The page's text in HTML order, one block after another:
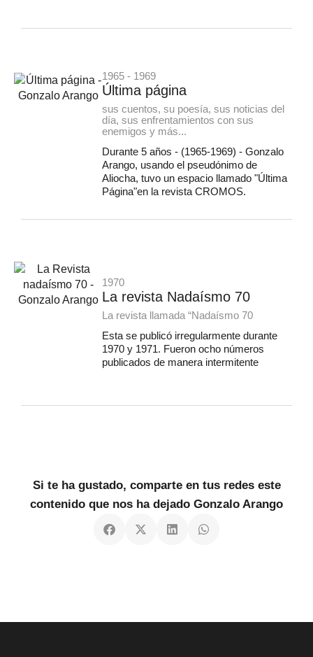
1965 - 1969
Última página
sus cuentos, su poesía, sus noticias del
día, sus enfrentamientos con sus
enemigos y más...
Durante 5 años - (1965-1969) - Gonzalo
Arango, usando el pseudónimo de
Aliocha, tuvo un espacio llamado "Última
Página"en la revista CROMOS.
1970
La revista Nadaísmo 70
La revista llamada “Nadaísmo 70
Esta se publicó irregularmente durante
1970 y 1971. Fueron ocho números
publicados de manera intermitente
Si te ha gustado, comparte en tus redes este
contenido que nos ha dejado Gonzalo Arango